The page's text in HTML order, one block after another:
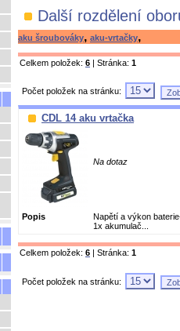
Další rozdělení
aku šroubováky, aku-vrtačky,
Celkem položek: 6 | Stránka: 1
Počet položek na stránku:
CDL 14 aku vrtačka
Na dotaz
Popis Napětí a výkon
1x akumulač...
Celkem položek: 6 | Stránka: 1
Počet položek na stránku: